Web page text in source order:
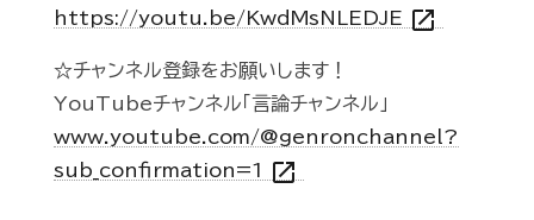
https://youtu.be/KwdMsNLEDJE open_in_new
☆チャンネル登録をお願いします！
YouTubeチャンネル「言論チャンネル」
www.youtube.com/@genronchannel?
sub_confirmation=1 open_in_new